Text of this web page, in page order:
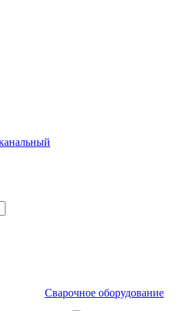
Сварочное оборудование